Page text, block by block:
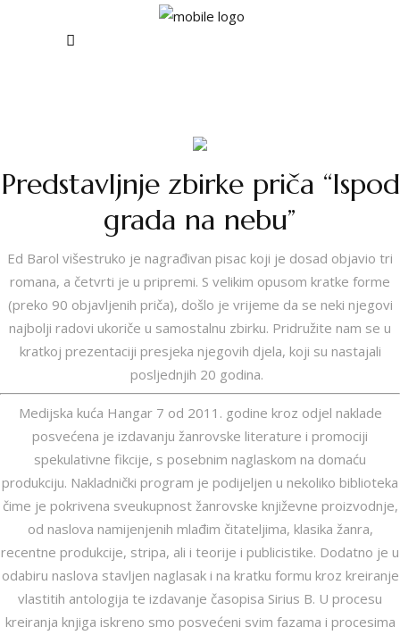
Predstavljnje zbirke priča “Ispod
grada na nebu”
Ed Barol višestruko je nagrađivan pisac koji je dosad objavio tri
romana, a četvrti je u pripremi. S velikim opusom kratke forme
(preko 90 objavljenih priča), došlo je vrijeme da se neki njegovi
najbolji radovi ukoriče u samostalnu zbirku. Pridružite nam se u
kratkoj prezentaciji presjeka njegovih djela, koji su nastajali
posljednjih 20 godina.
Medijska kuća Hangar 7 od 2011. godine kroz odjel naklade
posvećena je izdavanju žanrovske literature i promociji
spekulativne fikcije, s posebnim naglaskom na domaću
produkciju. Nakladnički program je podijeljen u nekoliko biblioteka
čime je pokrivena sveukupnost žanrovske književne proizvodnje,
od naslova namijenjenih mlađim čitateljima, klasika žanra,
recentne produkcije, stripa, ali i teorije i publicistike. Dodatno je u
odabiru naslova stavljen naglasak i na kratku formu kroz kreiranje
vlastitih antologija te izdavanje časopisa Sirius B. U procesu
kreiranja knjiga iskreno smo posvećeni svim fazama i procesima